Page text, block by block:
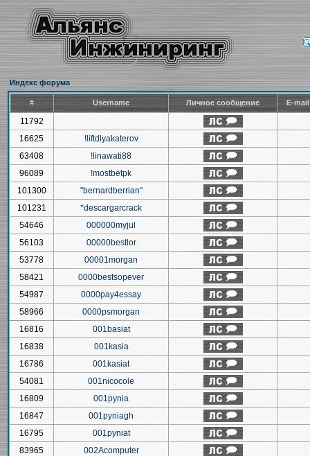
Индекс форума
# Username Личное сообщение E-
11792
16625
!liftdlyakaterov
63408
!linawati88
96089
!mostbetpk
101300
"bernardberrian"
101231
*descargarcrack
54646
000000myjul
56103
00000bestlor
53778
00001morgan
58421
0000bestsopever
54987
0000pay4essay
58966
0000psmorgan
16816
001basiat
16838
001kasia
16786
001kasiat
54081
001nicocole
16809
001pynia
16847
001pyniagh
16795
001pyniat
83965
002Acomputer